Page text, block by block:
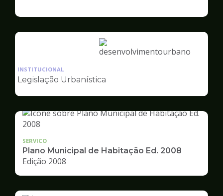
Ilustração
Desenvolvimento
Urbano
INSTITUCIONAL
Legislação Urbanística
SERVICO
Plano Municipal de Habitação Ed. 2008
Edição 2008